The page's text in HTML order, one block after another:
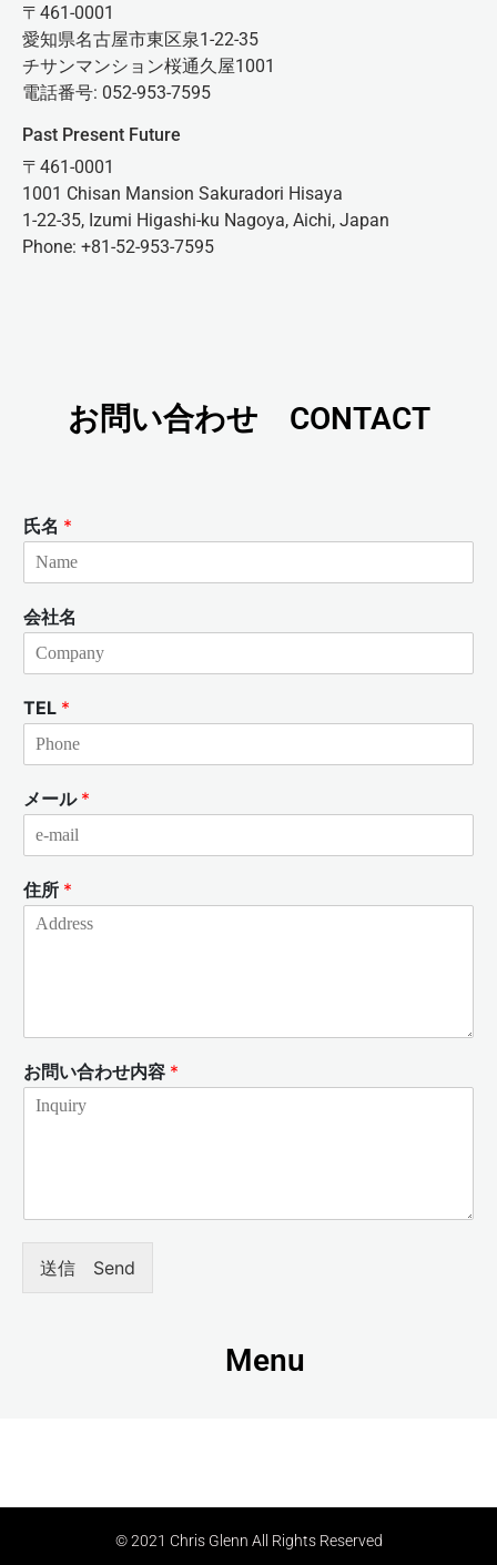
〒461-0001
愛知県名古屋市東区泉1-22-35
チサンマンション桜通久屋1001
電話番号: 052-953-7595
Past Present Future
〒461-0001
1001 Chisan Mansion Sakuradori Hisaya
1-22-35, Izumi Higashi-ku Nagoya, Aichi, Japan
Phone: +81-52-953-7595
お問い合わせ CONTACT
氏名 *
会社名
TEL *
メール *
住所 *
お問い合わせ内容 *
送信 Send
Menu
© 2021 Chris Glenn All Rights Reserved